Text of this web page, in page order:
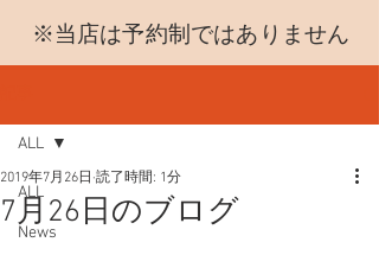
​※当店は予約制ではありません
ALL
News
ALL
7月26日のブログ
2019年7月26日 読了時間: 1分